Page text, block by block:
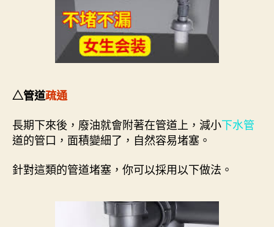
△管道疏通
長期下來後，廢油就會附著在管道上，減小下水管
道的管口，面積變細了，自然容易堵塞。
針對這類的管道堵塞，你可以採用以下做法。